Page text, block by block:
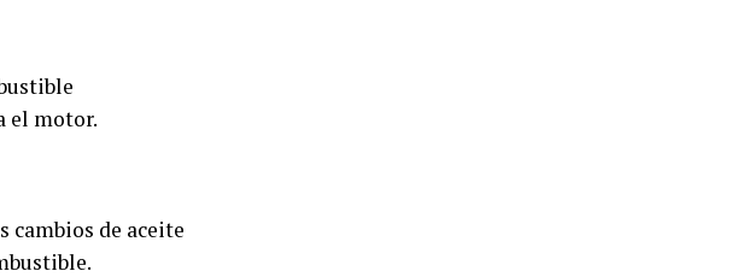
el motor.
cambios de aceite